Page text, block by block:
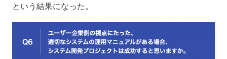
という結果になった。